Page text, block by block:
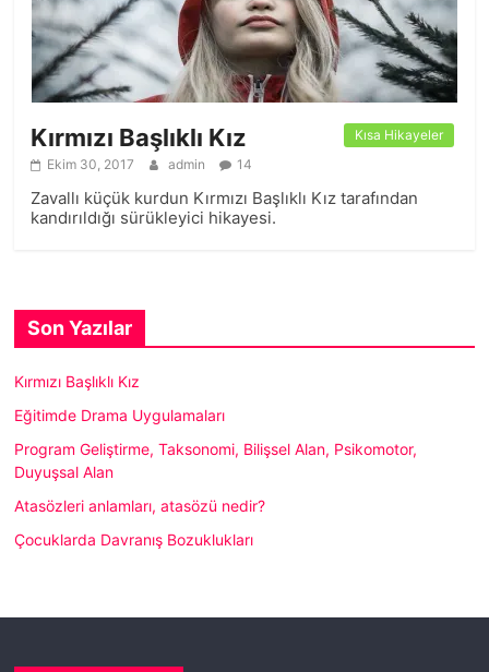
Kısa Hikayeler
Kırmızı Başlıklı Kız
Ekim 30, 2017 admin 14
Zavallı küçük kurdun Kırmızı Başlıklı Kız tarafından
kandırıldığı sürükleyici hikayesi.
Son Yazılar
Kırmızı Başlıklı Kız
Eğitimde Drama Uygulamaları
Program Geliştirme, Taksonomi, Bilişsel Alan, Psikomotor,
Duyuşsal Alan
Atasözleri anlamları, atasözü nedir?
Çocuklarda Davranış Bozuklukları